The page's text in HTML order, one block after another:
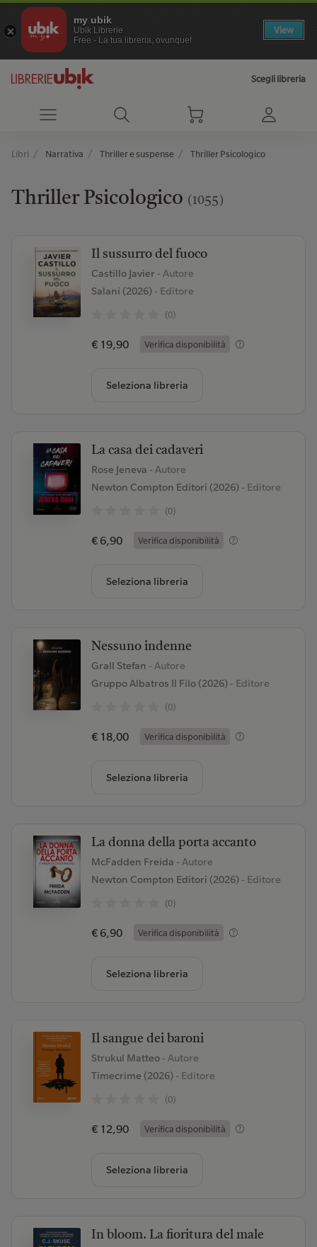
my ubik
Ubik Librerie
Free - La tua libreria, ovunque!
View
Scegli libreria
Libri Narrativa Thriller e suspense Thriller Psicologico
Thriller Psicologico (1055)
Il sussurro del fuoco
Castillo Javier - Autore
Salani (2026)- Editore
(0)
€ 19,90 Verifica disponibilità
Seleziona libreria
La casa dei cadaveri
Rose Jeneva - Autore
Newton Compton Editori (2026)- Editore
(0)
€ 6,90 Verifica disponibilità
Seleziona libreria
Nessuno indenne
Grall Stefan - Autore
Gruppo Albatros Il Filo (2026)- Editore
(0)
€ 18,00 Verifica disponibilità
Seleziona libreria
La donna della porta accanto
McFadden Freida - Autore
Newton Compton Editori (2026)- Editore
(0)
€ 6,90 Verifica disponibilità
Seleziona libreria
Il sangue dei baroni
Strukul Matteo - Autore
Timecrime (2026)- Editore
(0)
€ 12,90 Verifica disponibilità
Seleziona libreria
In bloom. La fioritura del male